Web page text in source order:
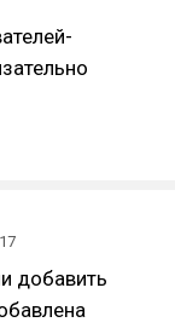
добавить